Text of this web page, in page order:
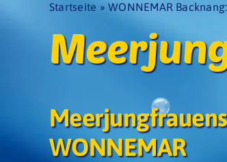
Startseite »WONNEMAR
Ebene 2
WONNEMAR